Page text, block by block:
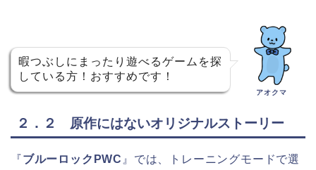
暇つぶしにまったり遊べるゲームを探
している方！おすすめです！
アオクマ
２．２ 原作にはないオリジナルストーリー
『ブルーロックPWC 』では、
トレーニングモードで選